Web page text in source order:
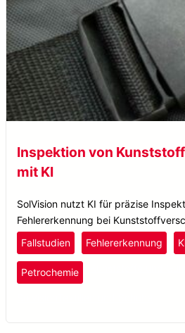
Inspektion von
mit KI
SolVision nutzt KI für präzise
Fehlererkennung bei
Qualitätskontrolle und
Fallstudien Fehlererkennung
Petrochemie